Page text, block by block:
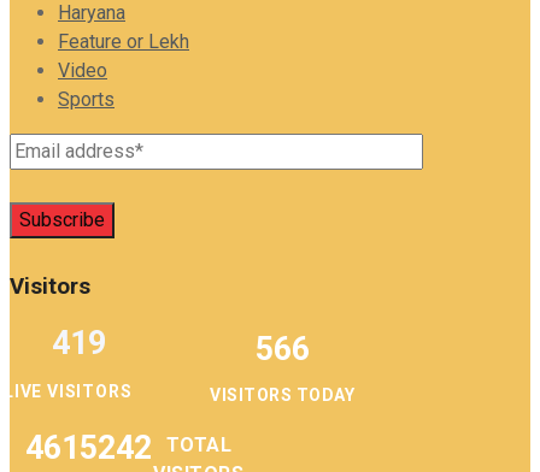
Haryana
Feature or Lekh
Video
Sports
Visitors
LIVE VISITORS
419 566
VISITORS TODAY
4615242
TOTAL